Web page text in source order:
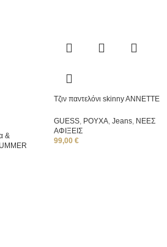
&
Τζιν παντελόνι skinny ANNETTE
GUESS, ΡΟΥΧΑ, Jeans, ΝΕΕΣ
ΑΦΙΞΕΙΣ
99,00€